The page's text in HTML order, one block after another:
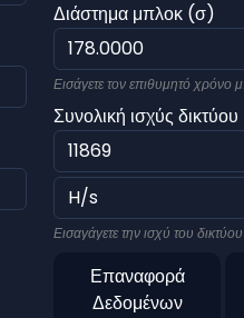
Διάστημα μπλοκ (σ)
Εισάγετε τον επιθυμητό χρόνο
Συνολική ισχύς δικτύου
Εισαγάγετε την ισχύ του
Επαναφορά
Δεδομένων